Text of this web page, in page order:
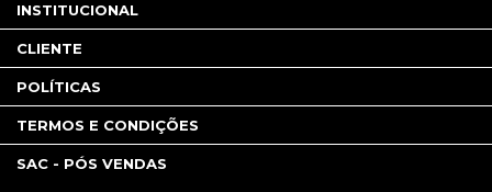
INSTITUCIONAL
CLIENTE
POLÍTICAS
TERMOS E CONDIÇÕES
SAC - PÓS VENDAS